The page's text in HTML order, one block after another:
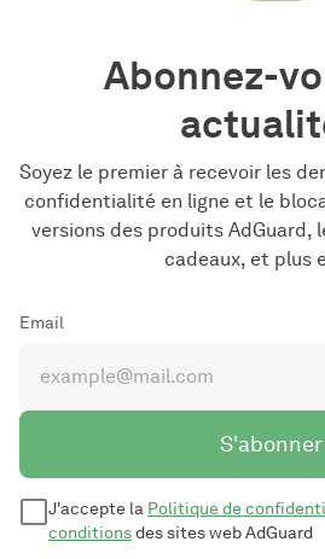
Abonnez-
Soyez le premier à recevoir les
confidentialité en ligne et le
versions des produits AdGuard,
cadeaux, et plus
Email
S'abonner
J'accepte la Politique de
conditionsdes sites web AdGuard